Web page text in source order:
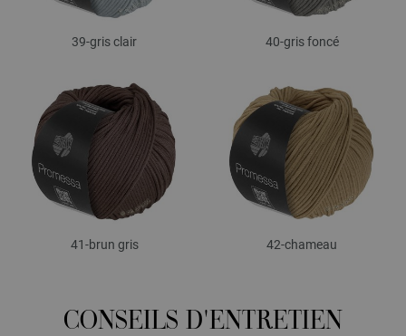
39-gris clair 40-gris foncé
41-brun gris 42-chameau
CONSEILS D'ENTRETIEN